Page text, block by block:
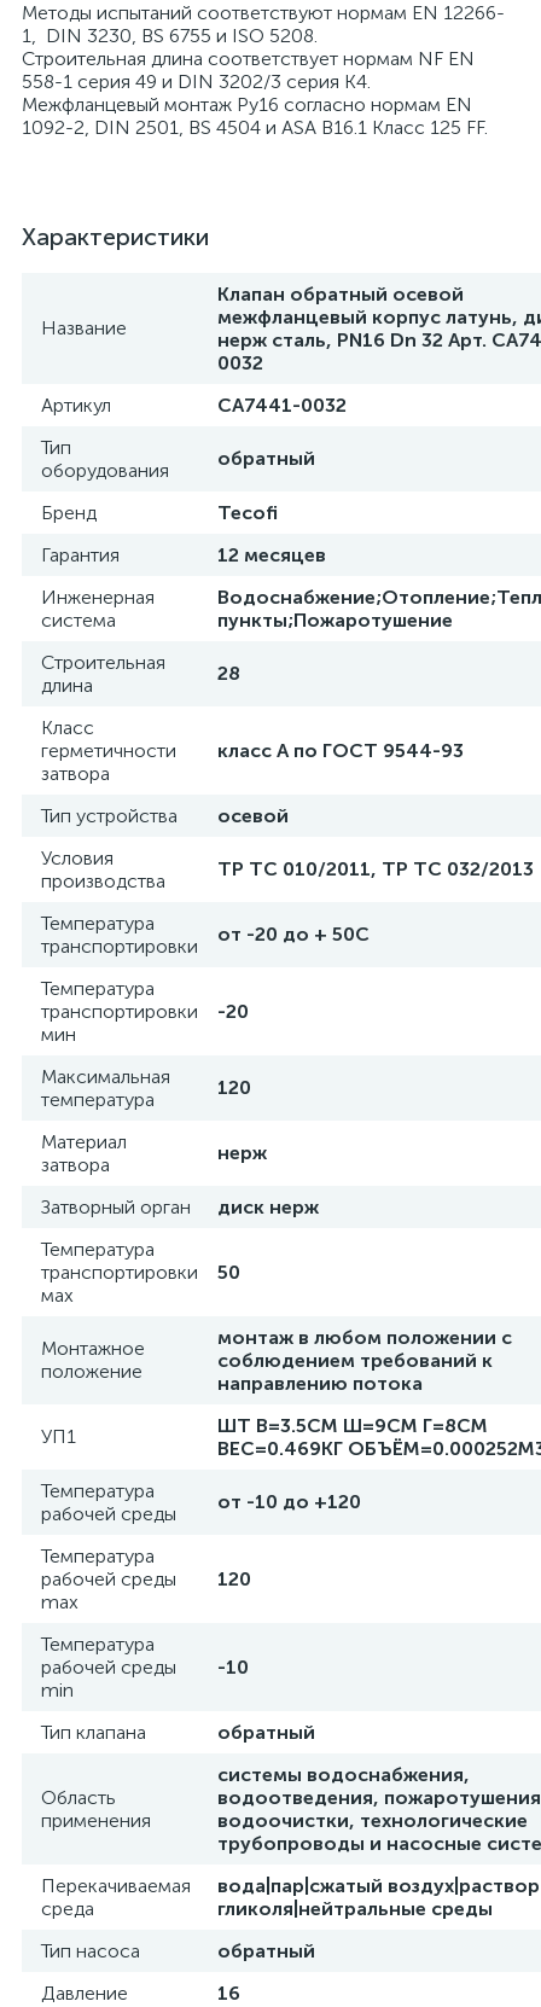
Методы испытаний соответствуют нормам EN 12266-
1, DIN 3230, BS 6755 и ISO 5208.
Строительная длина соответствует нормам NF EN
558-1 серия 49 и DIN 3202/3 серия K4.
Межфланцевый монтаж Ру16 согласно нормам EN
1092-2, DIN 2501, BS 4504 и ASA B16.1 Класс 125 FF.
Характеристики
Название
Клапан обратный осевой
межфланцевый корпус латунь,
нерж сталь, PN16 Dn 32 Арт.
0032
Артикул
CA7441-0032
Тип
оборудования
обратный
Бренд
Tecofi
Гарантия
12 месяцев
Инженерная
система
пункты;Пожаротушение
Строительная
длина
28
Класс
герметичности
затвора
класс A по ГОСТ 9544-93
Тип устройства
осевой
Условия
производства
ТР ТС 010/2011, TP TC 032/2013
Температура
транспортировки
от -20 до + 50С
Температура
транспортировки
мин
-20
Максимальная
температура
120
Материал
затвора
нерж
Затворный орган
диск нерж
Температура
транспортировки
мах
50
Монтажное
положение
монтаж в любом положении с
соблюдением требований к
направлению потока
УП1
ШТ В=3.5СМ Ш=9СМ Г=8СМ
ВЕС=0.469КГ
Температура
рабочей среды
от -10 до +120
Температура
рабочей среды
max
120
Температура
рабочей среды
min
-10
Тип клапана обратный
Область
применения
системы водоснабжения,
водоотведения,
водоочистки, технологические
трубопроводы и насосные
Перекачиваемая
среда
вода|пар|сжатый воздух|раствор
гликоля|нейтральные среды
Тип насоса
обратный
Давление
16